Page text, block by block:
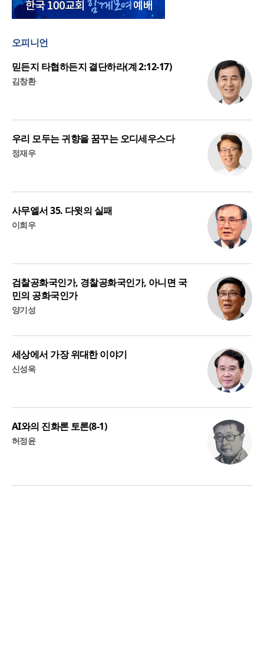
오피니언
믿든지 타협하든지 결단하라(계 2:12-17)
김창환
우리 모두는 귀향을 꿈꾸는 오디세우스다
정재우
사무엘서 35. 다윗의 실패
이희우
검찰공화국인가, 경찰공화국인가, 아니면 국
민의 공화국인가
양기성
세상에서 가장 위대한 이야기
신성욱
AI와의 진화론 토론(8-1)
허정윤